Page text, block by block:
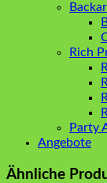
Rich
Party
Angebote
Ähnliche